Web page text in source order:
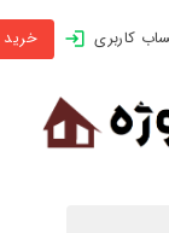
خرید اشتراک